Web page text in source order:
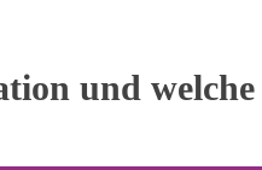
und welche